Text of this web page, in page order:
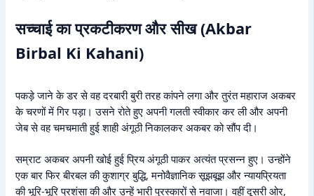
सच्चाई का प्रकटीकरण और सीख (Akbar
Birbal Ki Kahani)
पकड़े जाने के डर से वह दरबारी बुरी तरह कांपने लगा और तुरंत महाराज अकबर
के चरणों में गिर पड़ा। उसने रोते हुए अपनी गलती स्वीकार कर ली और अपनी
जेब से वह चमचमाती हुई शाही अंगूठी निकालकर अकबर को सौंप दी।
सम्राट अकबर अपनी खोई हुई प्रिय अंगूठी पाकर अत्यंत प्रसन्न हुए। उन्होंने
एक बार फिर बीरबल की कुशाग्र बुद्धि, मनोवैज्ञानिक सूझबूझ और न्यायप्रियता
की भूरि-भूरि प्रशंसा की और उन्हें भारी पुरस्कारों से नवाजा। वहीं दूसरी ओर,